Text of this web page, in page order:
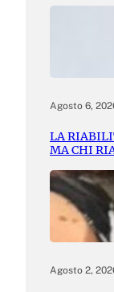
Agosto 6,
LA
MA CHI
Agosto 2,